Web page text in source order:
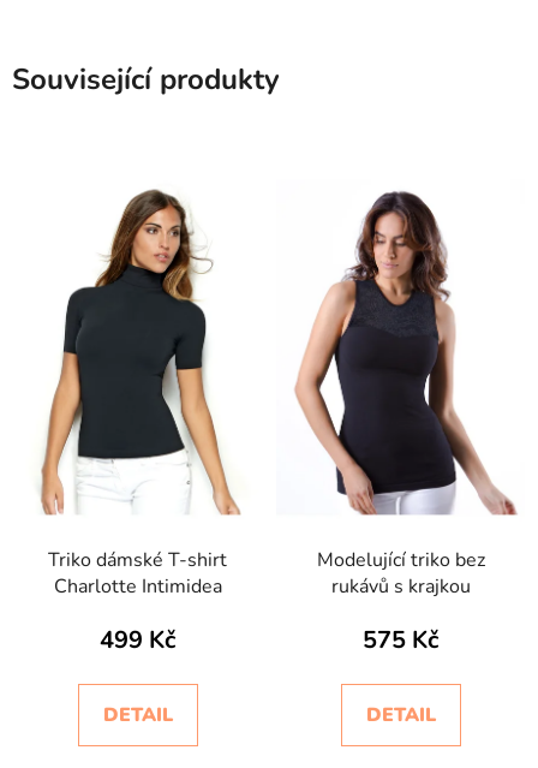
Související produkty
Triko dámské T-shirt
Charlotte Intimidea
499 Kč
DETAIL
Modelující triko bez
rukávů s krajkou
575 Kč
DETAIL